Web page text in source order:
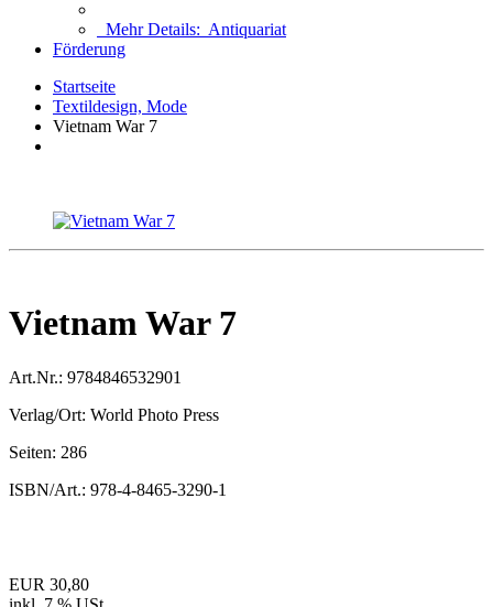
Mehr Details: Antiquariat
Förderung
Startseite
Textildesign, Mode
Vietnam War 7
Vietnam War 7
Art.Nr.: 9784846532901
Verlag/Ort: World Photo Press
Seiten: 286
ISBN/Art.: 978-4-8465-3290-1
EUR 30,80